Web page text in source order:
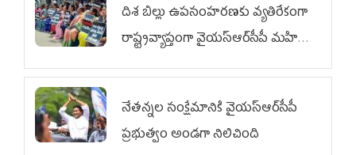
దిశ బిల్లు ఉపసంహరణకు వ్యతిరేకంగా
రాష్ట్రవ్యాప్తంగా వైయ‌స్ఆర్‌సీపీ మహిళా
విభాగం ఆందోళనలు
నేతన్నల సంక్షేమానికి వైయ‌స్ఆర్‌సీపీ
ప్రభుత్వం అండగా నిలిచింది